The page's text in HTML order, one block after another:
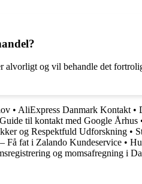
alvorligt og vil behandle det
• AliExpress Danmark Kontakt •
Guide til kontakt med Google Århus
og Respektfuld Udforskning •
Få fat i Zalando Kundeservice •
og momsafregning i